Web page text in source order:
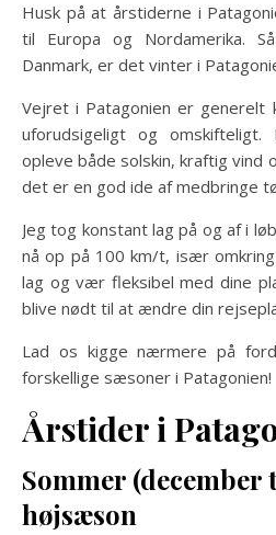
Husk på at årstiderne i
til Europa og Nordamerika.
Danmark, er det vinter i
Vejret i Patagonien er
uforudsigeligt og
opleve både solskin, kraftig vind
det er en god ide af medbringe
Jeg tog konstant lag på og af i
nå op på 100 km/t, især
lag og vær fleksibel med dine
blive nødt til at ændre din
Lad os kigge nærmere på
forskellige sæsoner i Patagonien!
Årstider i
Sommer
højsæson